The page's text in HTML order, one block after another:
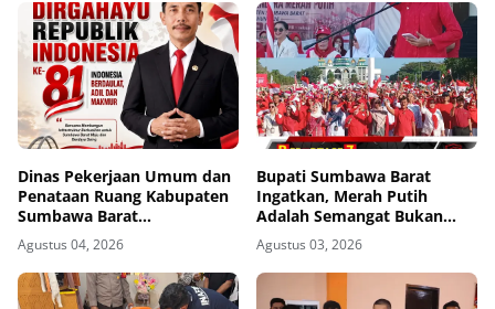
Penegak Hukum
Dinas Pekerjaan Umum dan
Penataan Ruang Kabupaten
Sumbawa Barat
Mengucapkan Dirgahayu
Republik Indonesia ke-81
Agustus 04, 2026
Bupati Sumbawa Barat
Ingatkan, Merah Putih
Adalah Semangat Bukan
Sekadar Dekorasi
Agustus 03, 2026